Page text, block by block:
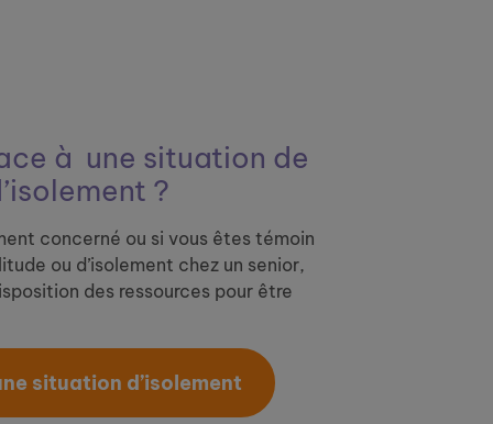
à
une situation de
?
concerné ou si vous êtes témoin
ou d’isolement chez un senior,
des ressources pour être
situation d’isolement